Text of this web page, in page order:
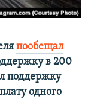
пообещал
в 200
поддержку
одного